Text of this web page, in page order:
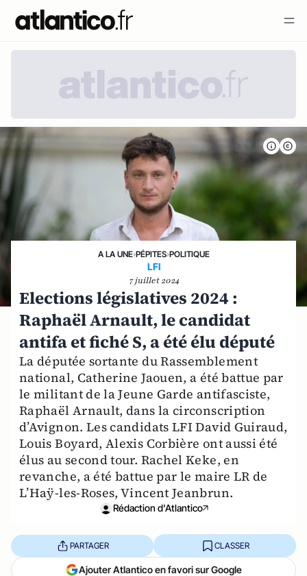
A LA UNE›PÉPITES›POLITIQUE
LFI
7 juillet 2024
Elections législatives 2024 :
Raphaël Arnault, le candidat
antifa et fiché S, a été élu député
La députée sortante du Rassemblement
national, Catherine Jaouen, a été battue par
le militant de la Jeune Garde antifasciste,
Raphaël Arnault, dans la circonscription
d’Avignon. Les candidats LFI David Guiraud,
Louis Boyard, Alexis Corbière ont aussi été
élus au second tour. Rachel Keke, en
revanche, a été battue par le maire LR de
L’Haÿ-les-Roses, Vincent Jeanbrun.
Rédaction d'Atlantico
PARTAGER CLASSER
Ajouter Atlantico en favori sur Google